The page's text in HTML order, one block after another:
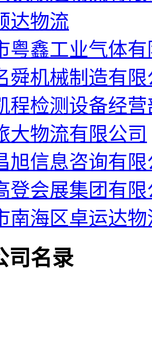
达物流
粤鑫工业气体
舜机械制造有
程检测设备经营
大物流有限公司
旭信息咨询有限
登会展集团有
南海区卓运达物
司名录